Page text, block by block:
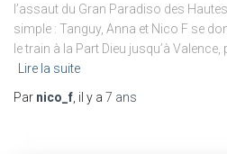
l’assaut du Gran Paradiso des
simple : Tanguy, Anna et Nico F se
le train à la Part Dieu jusqu’à
Lire la suite
Par nico_f , il y a 7 ans